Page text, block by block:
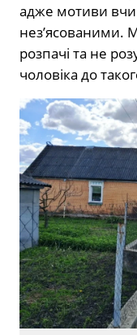
адже мотиви
нез’ясованими.
розпачі та не
чоловіка до